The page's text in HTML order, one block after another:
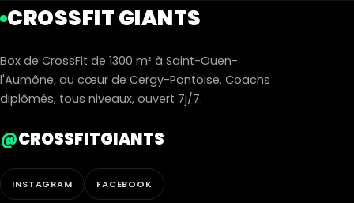
CROSSFIT GIANTS
Box de CrossFit de 1300 m² à Saint-Ouen-
l'Aumône, au cœur de Cergy-Pontoise. Coachs
diplômés, tous niveaux, ouvert 7j/7.
@CROSSFITGIANTS
INSTAGRAM FACEBOOK